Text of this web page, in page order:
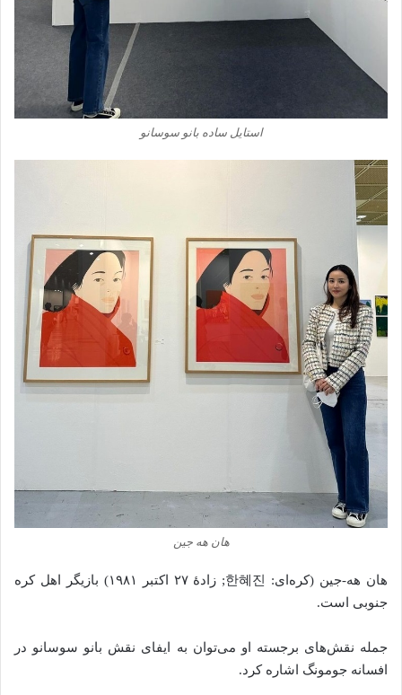
استایل ساده بانو سوسانو
هان هه جین
هان هه-جین (کره‌ای: 한혜진; زادهٔ ۲۷ اکتبر ۱۹۸۱) بازیگر اهل کره
جنوبی است.
جمله نقش‌های برجسته او می‌توان به ایفای نقش بانو سوسانو در
افسانه جومونگ اشاره کرد.